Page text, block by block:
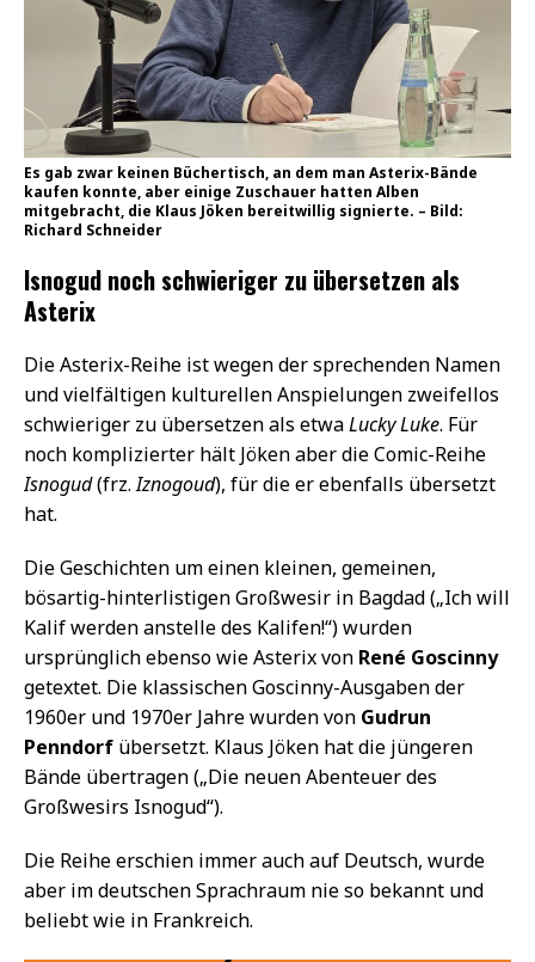
Es gab zwar keinen Büchertisch, an dem man Asterix-Bände
kaufen konnte, aber einige Zuschauer hatten Alben
mitgebracht, die Klaus Jöken bereitwillig signierte. – Bild:
Richard Schneider
Isnogud noch schwieriger zu übersetzen als
Asterix
Die Asterix-Reihe ist wegen der sprechenden Namen
und vielfältigen kulturellen Anspielungen zweifellos
schwieriger zu übersetzen als etwaLucky Luke. Für
noch komplizierter hält Jöken aber die Comic-Reihe
Isnogud(frz.Iznogoud), für die er ebenfalls übersetzt
hat.
Die Geschichten um einen kleinen, gemeinen,
bösartig-hinterlistigen Großwesir in Bagdad („Ich will
Kalif werden anstelle des Kalifen!“) wurden
ursprünglich ebenso wie Asterix von René Goscinny
getextet. Die klassischen Goscinny-Ausgaben der
1960er und 1970er Jahre wurden von Gudrun
Penndorf übersetzt. Klaus Jöken hat die jüngeren
Bände übertragen („Die neuen Abenteuer des
Großwesirs Isnogud“).
Die Reihe erschien immer auch auf Deutsch, wurde
aber im deutschen Sprachraum nie so bekannt und
beliebt wie in Frankreich.